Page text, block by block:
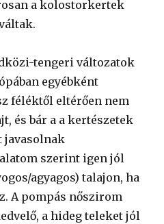
a kolostorkertek
tengeri változatok
egyébként
féléktől eltérően nem
és bár a a kertészetek
javasolnak
szerint igen jól
agyagos) talajon, ha
A pompás nőszirom
a hideg teleket jól